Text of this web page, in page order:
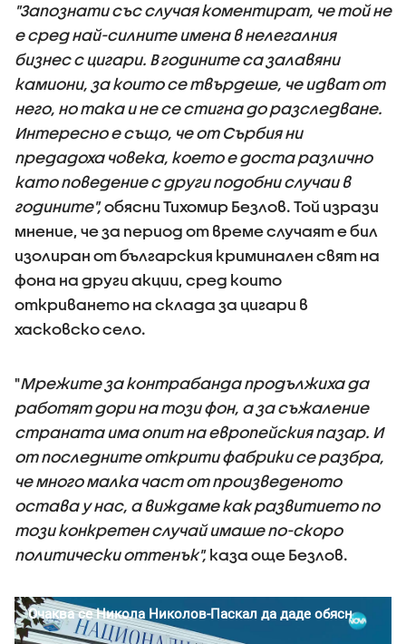
"Запознати със случая коментират, че той не
е сред най-силните имена в нелегалния
бизнес с цигари. В годините са залавяни
камиони, за които се твърдеше, че идват от
него, но така и не се стигна до разследване.
Интересно е също, че от Сърбия ни
предадоха човека, което е доста различно
като поведение с други подобни случаи в
годините",обясни Тихомир Безлов. Той изрази
мнение, че за период от време случаят е бил
изолиран от българския криминален свят на
фона на други акции, сред които
откриването на склада за цигари в
хасковско село.
"Мрежите за контрабанда продължиха да
работят дори на този фон, а за съжаление
страната има опит на европейския пазар. И
от последните открити фабрики се разбра,
че много малка част от произведеното
остава у нас, а виждаме как развитието по
този конкретен случай имаше по-скоро
политически оттенък", каза още Безлов.